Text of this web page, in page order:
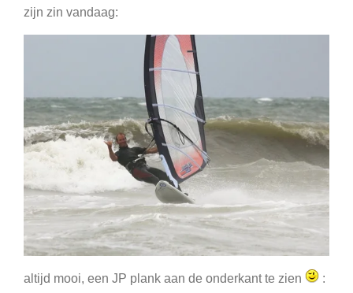
zijn zin vandaag:
altijd mooi, een JP plank aan de onderkant te zien :